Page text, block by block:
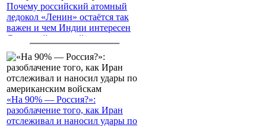
Почему российский атомный
ледокол «Ленин» остаётся так
важен и чем Индии интересен
Северный морской путь
«На 90% — Россия?»:
разоблачение того, как Иран
отслеживал и наносил удары по